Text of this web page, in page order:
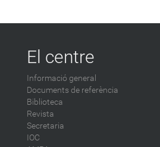
El centre
Informació general
Documents de referència
Biblioteca
Revista
Secretaria
IOC